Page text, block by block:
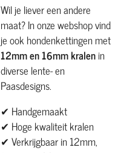
Wil je liever een andere
maat? In onze webshop vind
je ook hondenkettingen met
12mm en 16mm kralenin
diverse lente- en
Paasdesigns.
✔ Handgemaakt
✔ Hoge kwaliteit kralen
✔ Verkrijgbaar in 12mm,